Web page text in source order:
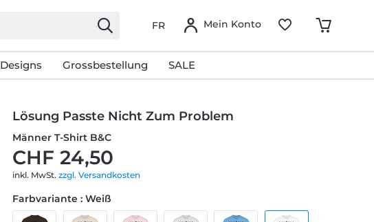
FR Mein Konto
Designs Grossbestellung SALE
Lösung Passte Nicht Zum Problem
Männer T-Shirt B&C
CHF 24,50
inkl. MwSt.zzgl. Versandkosten
Farbvariante : Weiß